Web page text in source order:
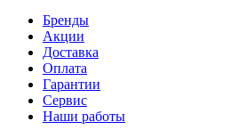
Бренды
Акции
Доставка
Оплата
Гарантии
Сервис
Наши работы